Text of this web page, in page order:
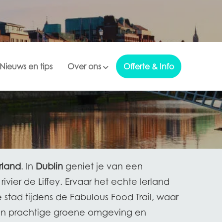
Nieuws en tips Over ons Offerte & Info
. In Dublin geniet je van een
de Liffey. Ervaar het echte Ierland
tijdens de Fabulous Food Trail, waar
prachtige groene omgeving en